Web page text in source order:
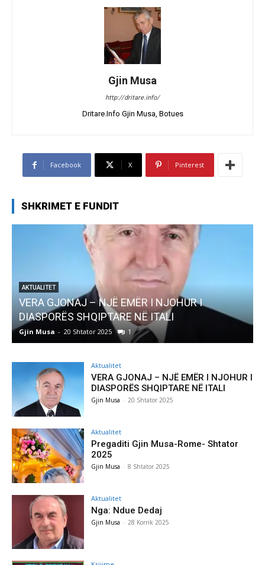
Gjin Musa
http://dritare.info/
Dritare.Info Gjin Musa, Botues
Facebook X Pinterest
SHKRIMET E FUNDIT
I
AKTUALITET
Pregaditi Gjin Musa-Rome- Shtator
Gjin Musa 8 Shtator 2025
Aktualitet
VERA GJONAJ – NJË EMËR I NJOHUR I
DIASPORËS SHQIPTARE NË ITALI
Gjin Musa - 20 Shtator 2025
Aktualitet
Pregaditi Gjin Musa-Rome- Shtator
2025
Gjin Musa - 8 Shtator 2025
Aktualitet
Nga: Ndue Dedaj
Gjin Musa - 28 Korrik 2025